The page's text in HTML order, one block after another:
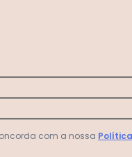
com a nossa